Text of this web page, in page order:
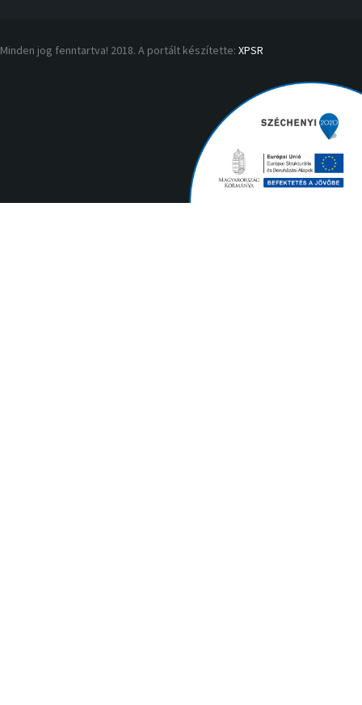
Minden jog fenntartva! 2018. A portált készítette: XPSR